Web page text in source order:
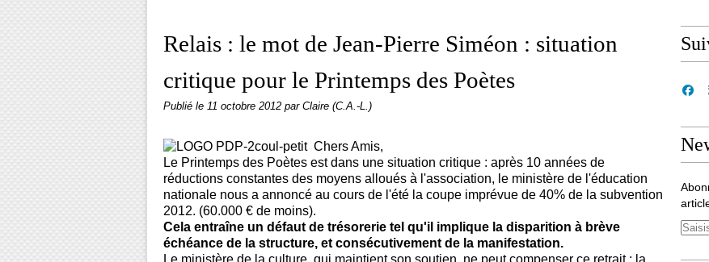
Relais : le mot de Jean-Pierre Siméon : situation
critique pour le Printemps des Poètes
Publié le 11 octobre 2012 par Claire (C.A.-L.)
Chers Amis,
Le Printemps des Poètes est dans une situation critique : après 10 années de
réductions constantes des moyens alloués à l'association, le ministère de l'éducation
nationale nous a annoncé au cours de l'été la coupe imprévue de 40% de la subvention
2012. (60.000 € de moins).
Cela entraîne un défaut de trésorerie tel qu'il implique la disparition à brève
échéance de la structure, et consécutivement de la manifestation.
Le ministère de la culture, qui maintient son soutien, ne peut compenser ce retrait ; la